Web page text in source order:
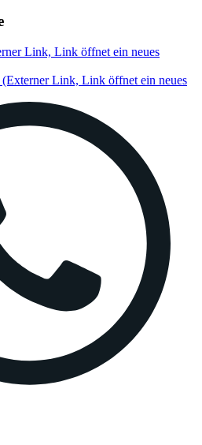
Link, Link öffnet ein neues
(Externer Link, Link öffnet ein neues